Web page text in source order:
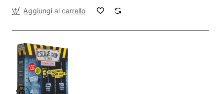
Aggiungi al carrello